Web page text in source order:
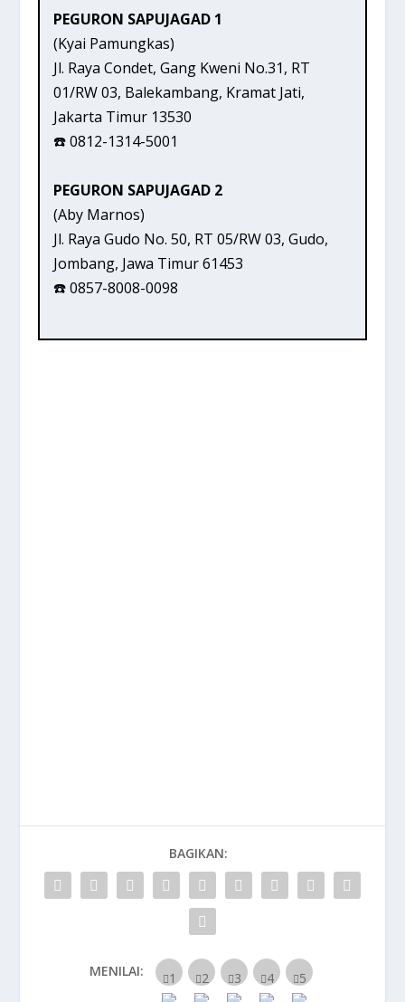
PEGURON SAPUJAGAD 1
(Kyai Pamungkas)
Jl. Raya Condet, Gang Kweni No.31, RT
01/RW 03, Balekambang, Kramat Jati,
Jakarta Timur 13530
☎️ 0812-1314-5001
PEGURON SAPUJAGAD 2
(Aby Marnos)
Jl. Raya Gudo No. 50, RT 05/RW 03, Gudo,
Jombang, Jawa Timur 61453
☎️ 0857-8008-0098
BAGIKAN:
MENILAI: